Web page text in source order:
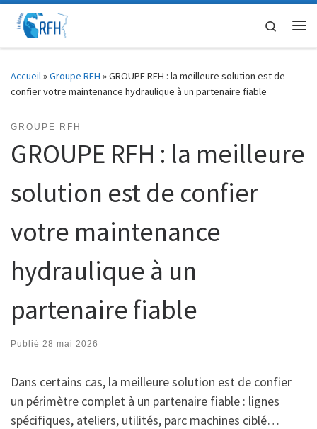
Passer au contenu
Search
Accueil»Groupe RFH »GROUPE RFH : la meilleure solution est de
confier votre maintenance hydraulique à un partenaire fiable
GROUPE RFH
GROUPE RFH : la meilleure
solution est de confier
votre maintenance
hydraulique à un
partenaire fiable
Publié 28 mai 2026
Dans certains cas, la meilleure solution est de confier
un périmètre complet à un partenaire fiable : lignes
spécifiques, ateliers, utilités, parc machines ciblé…